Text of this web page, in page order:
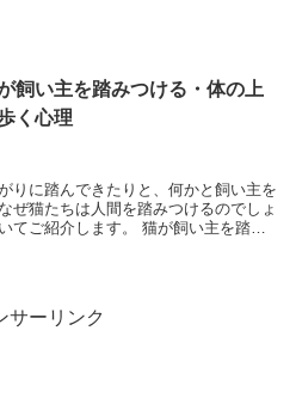
飼い主を踏みつける・体の上
く心理
りに踏んできたりと、何かと飼い主を
ぜ猫たちは人間を踏みつけるのでしょ
てご紹介します。 猫が飼い主を踏み
サーリンク